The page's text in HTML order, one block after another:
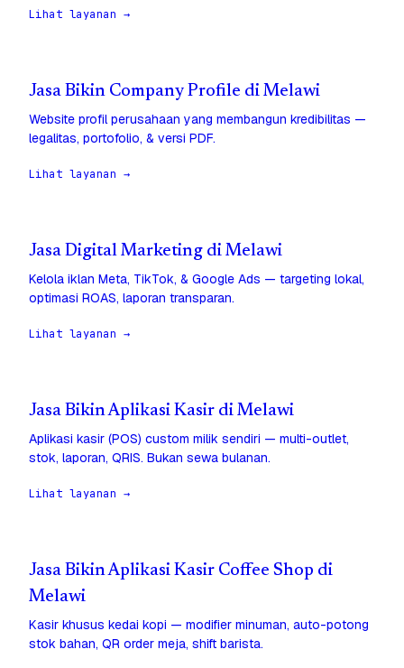
Lihat layanan →
Jasa Bikin Company Profile di Melawi
Website profil perusahaan yang membangun kredibilitas —
legalitas, portofolio, & versi PDF.
Lihat layanan →
Jasa Digital Marketing di Melawi
Kelola iklan Meta, TikTok, & Google Ads — targeting lokal,
optimasi ROAS, laporan transparan.
Lihat layanan →
Jasa Bikin Aplikasi Kasir di Melawi
Aplikasi kasir (POS) custom milik sendiri — multi-outlet,
stok, laporan, QRIS. Bukan sewa bulanan.
Lihat layanan →
Jasa Bikin Aplikasi Kasir Coffee Shop di
Melawi
Kasir khusus kedai kopi — modifier minuman, auto-potong
stok bahan, QR order meja, shift barista.